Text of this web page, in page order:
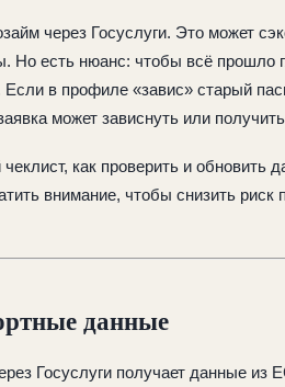
через Госуслуги. Это может
Но есть нюанс: чтобы всё прошло
в профиле «завис» старый
может зависнуть или получить
как проверить и обновить
внимание, чтобы снизить риск
данные
Госуслуги получает данные